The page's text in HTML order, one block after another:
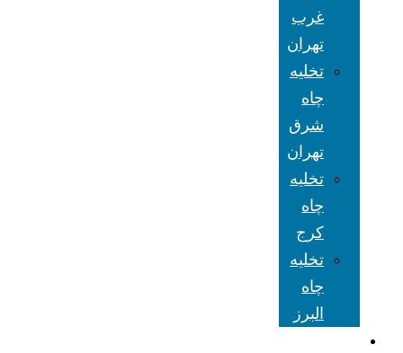
غرب
تهران
تخلیه
چاه
شرق
تهران
تخلیه
چاه
کرج
تخلیه
چاه
البرز